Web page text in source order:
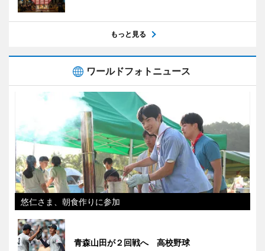
もっと見る
ワールドフォトニュース
悠仁さま、朝食作りに参加
青森山田が２回戦へ 高校野球